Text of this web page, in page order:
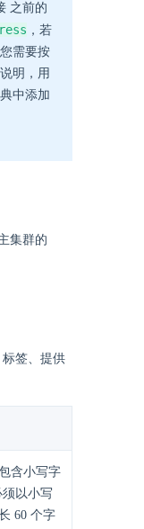
之前的
，若
需要按
明，用
中添加
集群的
签、提供
含小写字
以小写
60 个字